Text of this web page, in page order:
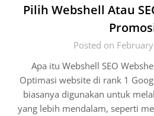
Pilih Webshell Atau
Posted on
Apa itu Webshell SEO
Optimasi website di rank 1
biasanya digunakan untuk
yang lebih mendalam, seperti